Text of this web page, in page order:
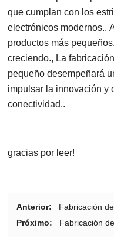
que cumplan con los
electrónicos modernos..
productos más
creciendo., La
pequeño desempeñará
impulsar la innovación y
conectividad..
gracias por leer!
Anterior:
Fabricación
Próximo:
Fabricación